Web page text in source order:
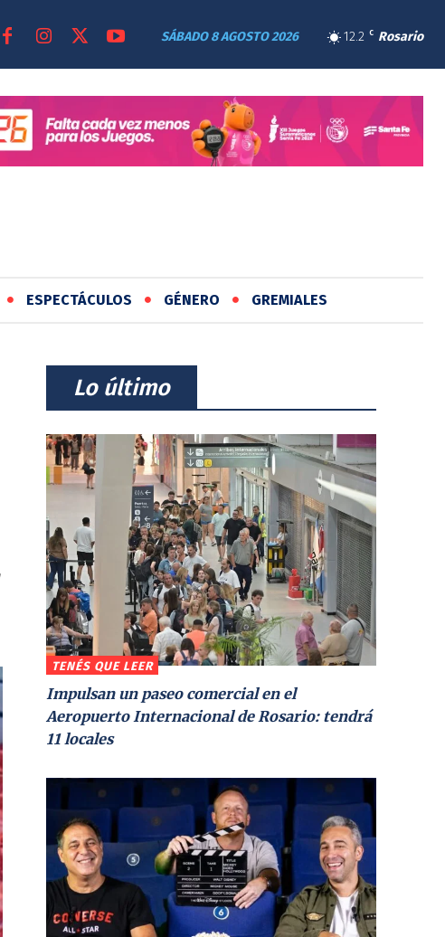
12.2 C Rosario
SÁBADO 8 AGOSTO 2026
ESPECTÁCULOS GÉNERO GREMIALES
⠀Lo último⠀
TENÉS QUE LEER
Impulsan un paseo comercial en el
Aeropuerto Internacional de Rosario: tendrá
11 locales